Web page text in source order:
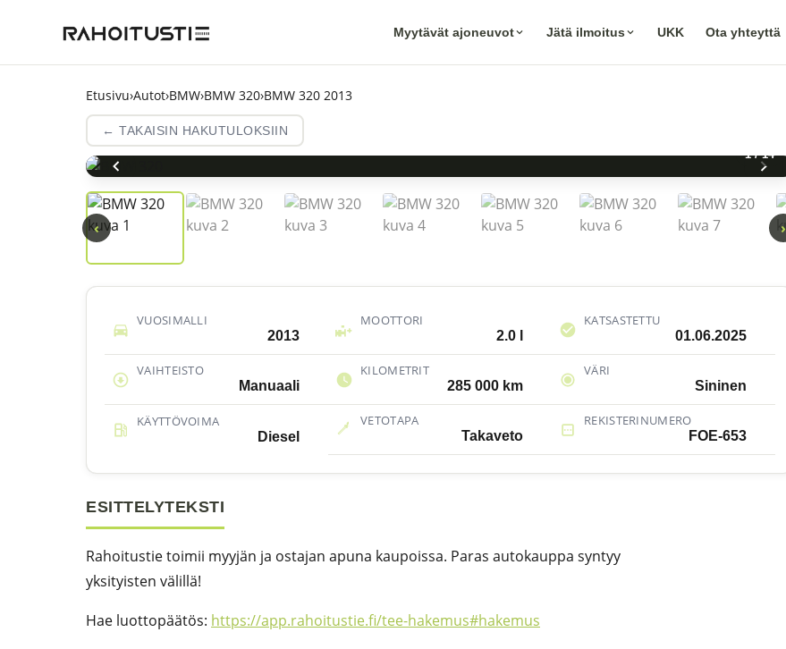
Myytävät ajoneuvot Jätä ilmoitus UKK Ota yhteyttä
Etusivu›Autot›BMW›BMW 320›BMW 320 2013
← TAKAISIN HAKUTULOKSIIN
1/14
‹ ›
VUOSIMALLI
2013
MOOTTORI
2.0 l
KATSASTETTU
01.06.2025
VAIHTEISTO
Manuaali
KILOMETRIT
285 000 km
VÄRI
Sininen
KÄYTTÖVOIMA
Diesel
VETOTAPA
Takaveto
REKISTERINUMERO
FOE-653
ESITTELYTEKSTI
Rahoitustie toimii myyjän ja ostajan apuna kaupoissa. Paras autokauppa syntyy
yksityisten välillä!
Hae luottopäätös: https://app.rahoitustie.fi/tee-hakemus#hakemus